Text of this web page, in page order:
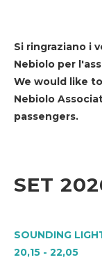
Si ringraziano i
Nebiolo per
We would like
Nebiolo
passengers.
SET
SOUNDING
20,15 - 22,05